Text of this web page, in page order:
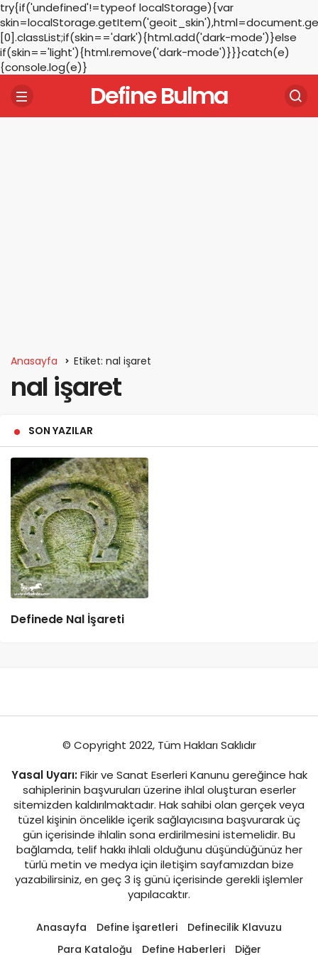
try{if('undefined'!=typeof localStorage){var
[0].classList;if(skin=='dark'){html.add('dark-mode')}else
if(skin=='light'){html.remove('dark-mode')}}}catch(e)
{console.log(e)}
Define Bulma
Anasayfa Etiket: nal işaret
nal işaret
SON YAZILAR
Definede Nal İşareti
© Copyright 2022, Tüm Hakları Saklıdır
Yasal Uyarı:Fikir ve Sanat Eserleri Kanunu gereğince hak
sahiplerinin başvuruları üzerine ihlal oluşturan eserler
sitemizden kaldırılmaktadır. Hak sahibi olan gerçek veya
tüzel kişinin öncelikle içerik sağlayıcısına başvurarak üç
gün içerisinde ihlalin sona erdirilmesini istemelidir. Bu
bağlamda, telif hakkı ihlali olduğunu düşündüğünüz her
türlü metin ve medya için iletişim sayfamızdan bize
yazabilirsiniz, en geç 3 iş günü içerisinde gerekli işlemler
yapılacaktır.
Anasayfa Define İşaretleri
Definecilik Klavuzu
Para Kataloğu
Define Haberleri Diğer